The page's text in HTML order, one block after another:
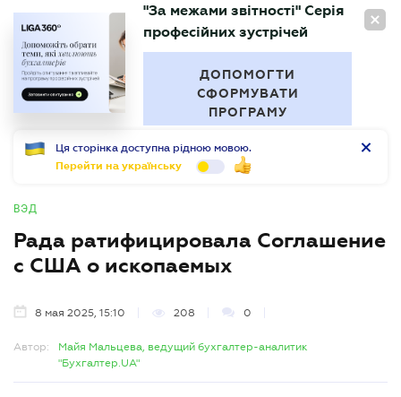
RU
БУХГАЛТЕР
"За межами звітності" Серія
професійних зустрічей
ДОПОМОГТИ
СФОРМУВАТИ
ПРОГРАМУ
Ця сторінка доступна рідною мовою.
Перейти на українську
ВЭД
Рада ратифицировала Соглашение
с США о ископаемых
8 мая 2025, 15:10 208 0
Автор:
Майя Мальцева, ведущий бухгалтер-аналитик
"Бухгалтер.UA"